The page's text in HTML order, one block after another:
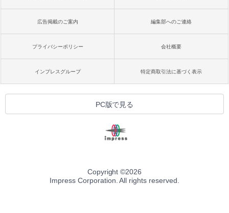
広告掲載のご案内 編集部へのご連絡
プライバシーポリシー 会社概要
インプレスグループ 特定商取引法に基づく表示
PC版で見る
Copyright ©2026
Impress Corporation. All rights reserved.